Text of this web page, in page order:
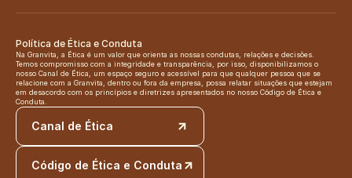
Política de Ética e Conduta
Na Granvita, a Ética é um valor que orienta as nossas condutas, relações e decisões.
Temos compromisso com a integridade e transparência, por isso, disponibilizamos o
nosso Canal de Ética, um espaço seguro e acessível para que qualquer pessoa que se
relacione com a Granvita, dentro ou fora da empresa, possa relatar situações que estejam
em desacordo com os princípios e diretrizes apresentados no nosso Código de Ética e
Conduta.
Canal de Ética
Código de Ética e Conduta